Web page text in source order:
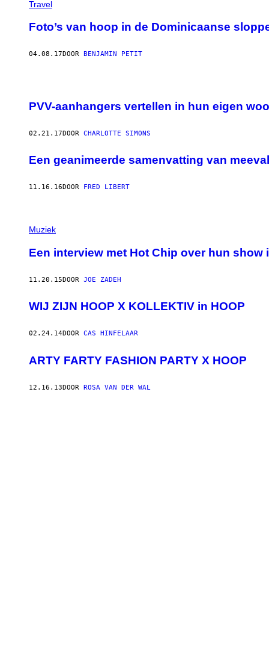
Travel
Foto’s van hoop in de Dominicaanse
04.08.17DOOR BENJAMIN PETIT
PVV-aanhangers vertellen in hun eigen
02.21.17DOOR CHARLOTTE SIMONS
Een geanimeerde samenvatting van
11.16.16DOOR FRED LIBERT
Muziek
Een interview met Hot Chip over hun show
11.20.15DOOR JOE ZADEH
WIJ ZIJN HOOP X KOLLEKTIV in HOOP
02.24.14DOOR CAS HINFELAAR
ARTY FARTY FASHION PARTY X HOOP
12.16.13DOOR ROSA VAN DER WAL